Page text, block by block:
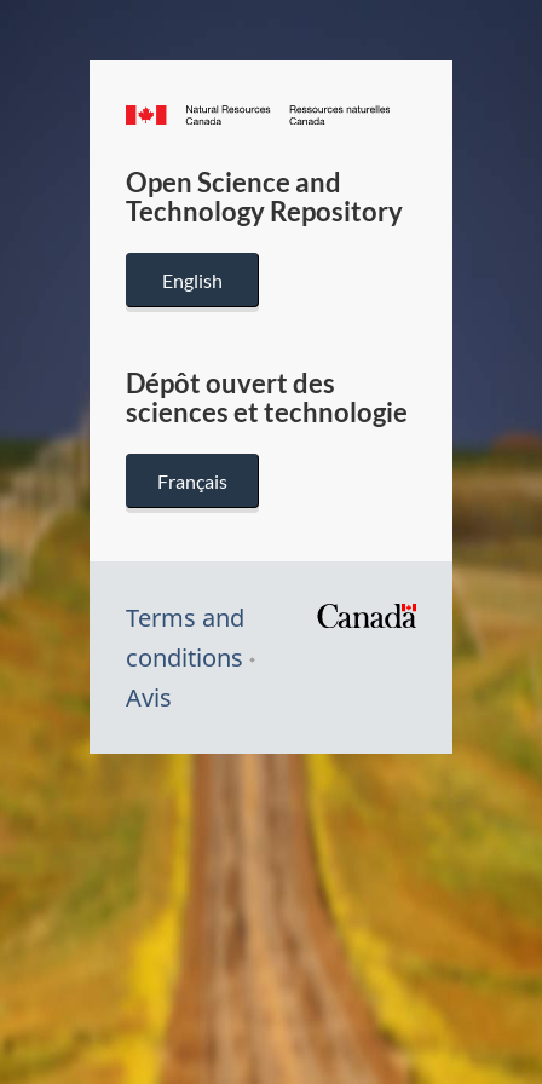
Canada.ca
/
Canada
Open Science and
Technology Repository
English
Dépôt ouvert des
sciences et technologie
Français
Terms and
conditions
Avis
Symbole
Canada